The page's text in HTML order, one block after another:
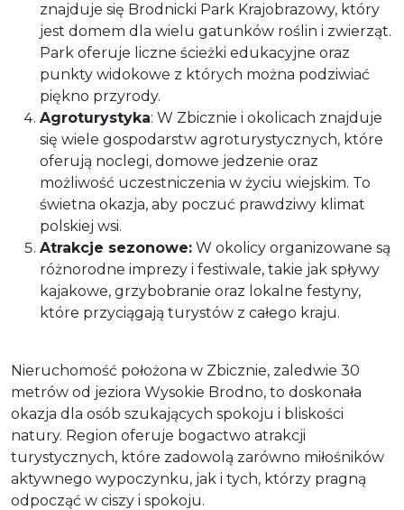
znajduje się Brodnicki Park Krajobrazowy, który
jest domem dla wielu gatunków roślin i zwierząt.
Park oferuje liczne ścieżki edukacyjne oraz
punkty widokowe z których można podziwiać
piękno przyrody.
Agroturystyka: W Zbicznie i okolicach znajduje
się wiele gospodarstw agroturystycznych, które
oferują noclegi, domowe jedzenie oraz
możliwość uczestniczenia w życiu wiejskim. To
świetna okazja, aby poczuć prawdziwy klimat
polskiej wsi.
Atrakcje sezonowe: W okolicy organizowane są
różnorodne imprezy i festiwale, takie jak spływy
kajakowe, grzybobranie oraz lokalne festyny,
które przyciągają turystów z całego kraju.
Nieruchomość położona w Zbicznie, zaledwie 30
metrów od jeziora Wysokie Brodno, to doskonała
okazja dla osób szukających spokoju i bliskości
natury. Region oferuje bogactwo atrakcji
turystycznych, które zadowolą zarówno miłośników
aktywnego wypoczynku, jak i tych, którzy pragną
odpocząć w ciszy i spokoju.